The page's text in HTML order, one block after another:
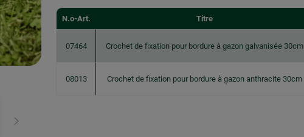
Continuer
N.o-Art. Titre
07464 Crochet de fixation pour bordure à gazon galvanisée 30cm
08013 Crochet de fixation pour bordure à gazon anthracite 30cm